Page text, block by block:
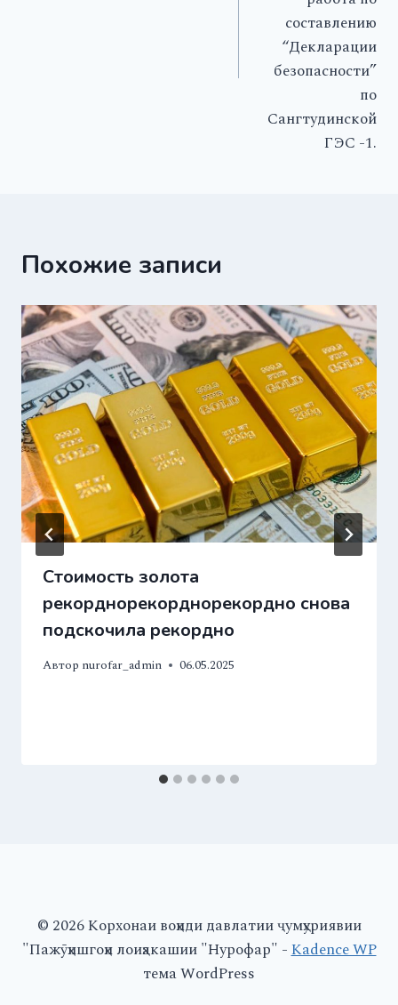
составлению
“Декларации
безопасности”
по
Сангтудинской
ГЭС -1.
Похожие записи
Стоимость золота
рекорднорекорднорекордно снова
подскочила рекордно
Автор nurofar_admin 06.05.2025
© 2026 Корхонаи воҳиди давлатии ҷумҳуриявии
"Пажӯҳишгоҳи лоиҳакашии "Нурофар" -Kadence WP
тема WordPress